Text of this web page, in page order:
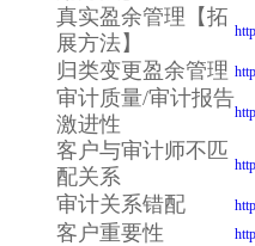
真实盈余管理【拓
展方法】
归类变更盈余管理
审计质量/审计报告
激进性
客户与审计师不匹
配关系
审计关系错配
客户重要性